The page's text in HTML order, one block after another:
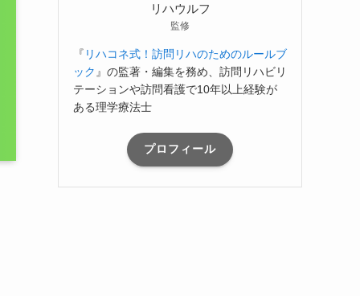
リハウルフ
監修
『 リハコネ式！訪問リハのためのルールブ
ック 』の監著・編集を務め、訪問リハビリ
テーションや訪問看護で10年以上経験が
ある理学療法士
プロフィール